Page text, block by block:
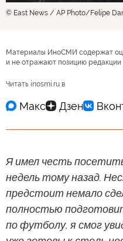
© East News / AP Photo/Felipe
Материалы ИноСМИ содержат
и не отражают позицию
Читать inosmi.ru в
Я имел честь
недель тому назад.
предстоит немало
полностью
по футболу, я смог